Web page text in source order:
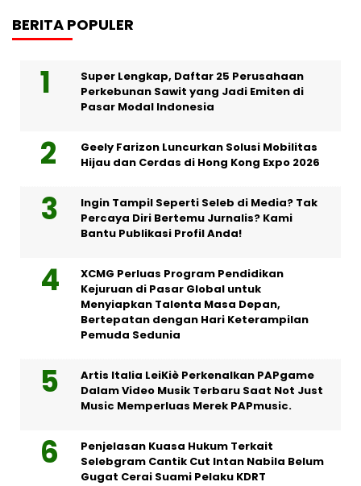
BERITA POPULER
Super Lengkap, Daftar 25 Perusahaan
Perkebunan Sawit yang Jadi Emiten di
Pasar Modal Indonesia
Geely Farizon Luncurkan Solusi Mobilitas
Hijau dan Cerdas di Hong Kong Expo 2026
Ingin Tampil Seperti Seleb di Media? Tak
Percaya Diri Bertemu Jurnalis? Kami
Bantu Publikasi Profil Anda!
XCMG Perluas Program Pendidikan
Kejuruan di Pasar Global untuk
Menyiapkan Talenta Masa Depan,
Bertepatan dengan Hari Keterampilan
Pemuda Sedunia
Artis Italia LeiKiè Perkenalkan PAPgame
Dalam Video Musik Terbaru Saat Not Just
Music Memperluas Merek PAPmusic.
Penjelasan Kuasa Hukum Terkait
Selebgram Cantik Cut Intan Nabila Belum
Gugat Cerai Suami Pelaku KDRT